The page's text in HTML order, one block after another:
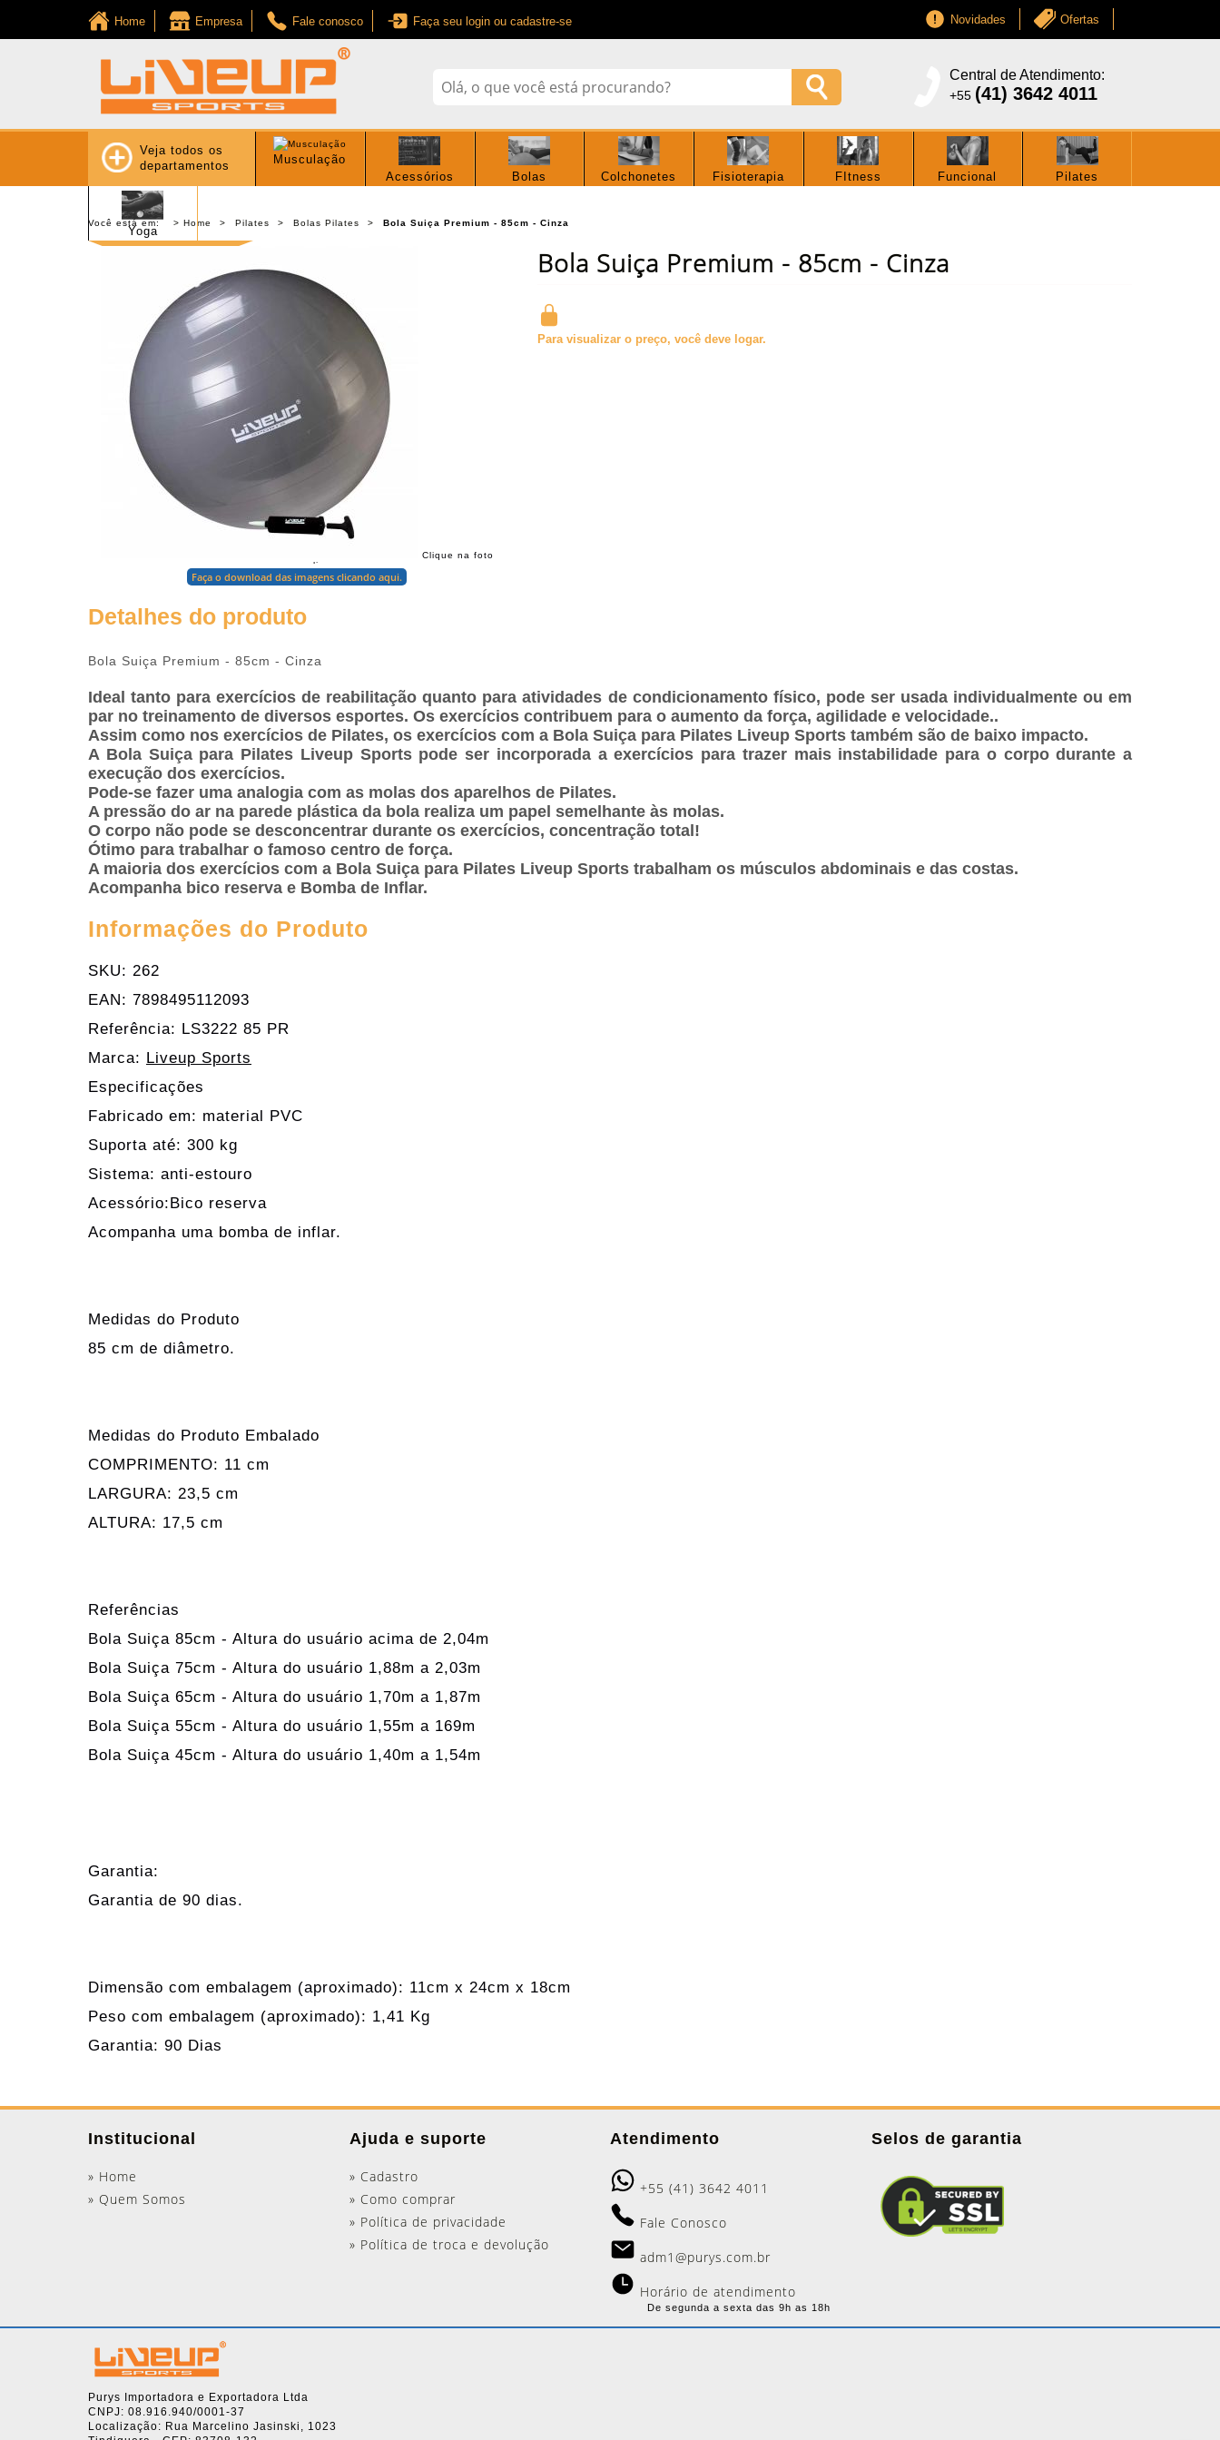
Home Empresa Fale conosco Faça seu login ou cadastre-se Novidades Ofertas
Central de Atendimento:
+55 (41) 3642 4011
Veja todos os
departamentos
Musculação
Acessórios
Bolas Colchonetes Fisioterapia FItness Funcional Pilates
Yoga
Você está em: Home Pilates Bolas Pilates Bola Suiça Premium - 85cm - Cinza
Clique na foto
para ampliar
Faça o download das imagens clicando aqui.
Bola Suiça Premium - 85cm - Cinza
Para visualizar o preço, você deve logar.
Detalhes do produto
Bola Suiça Premium - 85cm - Cinza
Ideal tanto para exercícios de reabilitação quanto para atividades de condicionamento físico, pode ser usada individualmente ou em
par no treinamento de diversos esportes. Os exercícios contribuem para o aumento da força, agilidade e velocidade..
Assim como nos exercícios de Pilates, os exercícios com a Bola Suiça para Pilates Liveup Sports também são de baixo impacto.
A Bola Suiça para Pilates Liveup Sports pode ser incorporada a exercícios para trazer mais instabilidade para o corpo durante a
execução dos exercícios.
Pode-se fazer uma analogia com as molas dos aparelhos de Pilates.
A pressão do ar na parede plástica da bola realiza um papel semelhante às molas.
O corpo não pode se desconcentrar durante os exercícios, concentração total!
Ótimo para trabalhar o famoso centro de força.
A maioria dos exercícios com a Bola Suiça para Pilates Liveup Sports trabalham os músculos abdominais e das costas.
Acompanha bico reserva e Bomba de Inflar.
Informações do Produto
SKU: 262
EAN: 7898495112093
Referência: LS3222 85 PR
Marca: Liveup Sports
Especificações
Fabricado em: material PVC
Suporta até: 300 kg
Sistema: anti-estouro
Acessório:Bico reserva
Acompanha uma bomba de inflar.
Medidas do Produto
85 cm de diâmetro.
Medidas do Produto Embalado
COMPRIMENTO: 11 cm
LARGURA: 23,5 cm
ALTURA: 17,5 cm
Referências
Bola Suiça 85cm - Altura do usuário acima de 2,04m
Bola Suiça 75cm - Altura do usuário 1,88m a 2,03m
Bola Suiça 65cm - Altura do usuário 1,70m a 1,87m
Bola Suiça 55cm - Altura do usuário 1,55m a 169m
Bola Suiça 45cm - Altura do usuário 1,40m a 1,54m
Garantia:
Garantia de 90 dias.
Dimensão com embalagem (aproximado): 11cm x 24cm x 18cm
Peso com embalagem (aproximado): 1,41 Kg
Garantia: 90 Dias
Institucional
» Home
» Quem Somos
Ajuda e suporte
» Cadastro
» Como comprar
» Política de privacidade
» Política de troca e devolução
Atendimento
+55 (41) 3642 4011
Fale Conosco
adm1@purys.com.br
Horário de atendimento
De segunda a sexta das 9h as 18h
Selos de garantia
Purys Importadora e Exportadora Ltda
CNPJ: 08.916.940/0001-37
Localização: Rua Marcelino Jasinski, 1023